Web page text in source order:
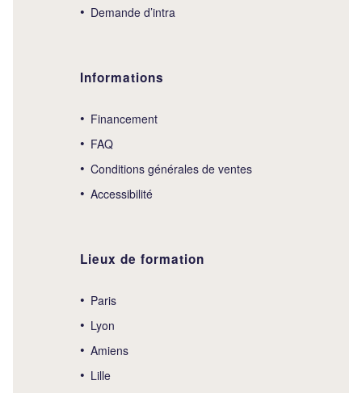
Demande d’intra
Informations
Financement
FAQ
Conditions générales de ventes
Accessibilité
Lieux de formation
Paris
Lyon
Amiens
Lille